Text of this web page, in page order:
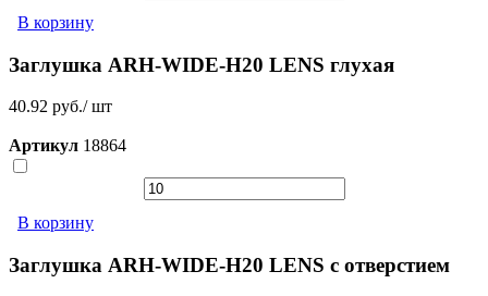
В корзину
Заглушка ARH-WIDE-H20 LENS глухая
40.92 руб./ шт
Артикул 18864
В корзину
Заглушка ARH-WIDE-H20 LENS с отверстием